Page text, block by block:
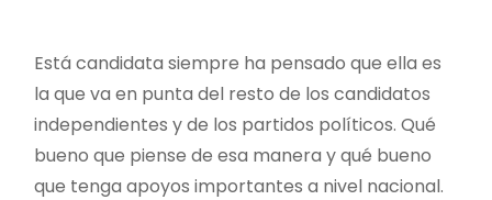
Está candidata siempre ha pensado que ella es
la que va en punta del resto de los candidatos
independientes y de los partidos políticos. Qué
bueno que piense de esa manera y qué bueno
que tenga apoyos importantes a nivel nacional.